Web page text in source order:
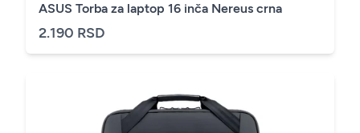
ASUS Torba za laptop 16 inča Nereus crna
2.190 RSD